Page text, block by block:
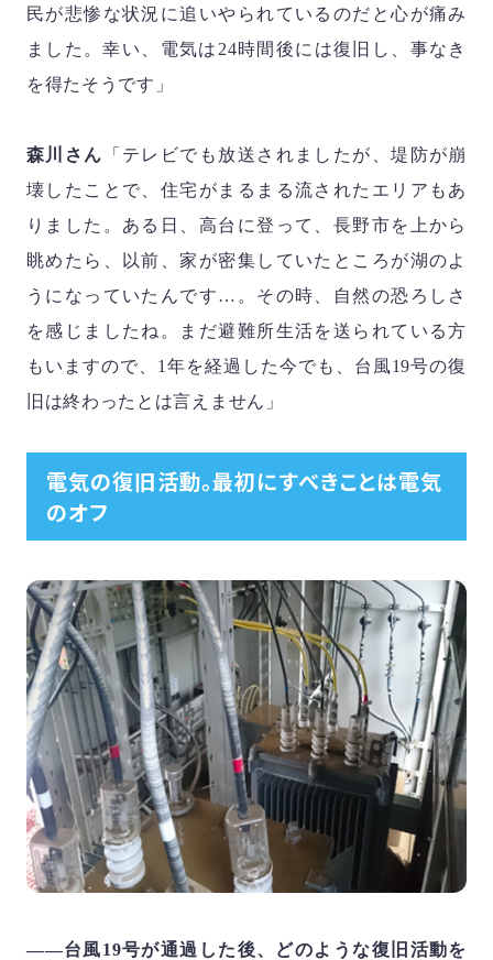
民が悲惨な状況に追いやられているのだと心が痛み
ました。幸い、電気は 24時間後には復旧し、事なき
を得たそうです」
森川さん 「テレビでも放送されましたが、堤防が崩
壊したことで、住宅がまるまる流されたエリアもあ
りました。ある日、高台に登って、長野市を上から
眺めたら、以前、家が密集していたところが湖のよ
うになっていたんです…。その時、自然の恐ろしさ
を感じましたね。まだ避難所生活を送られている方
もいますので、 1 年を経過した今でも、台風19号の復
旧は終わったとは言えません」
電気の復旧活動。最初にすべきことは電気
のオフ
――台風19号が通過した後、どのような復旧活動を